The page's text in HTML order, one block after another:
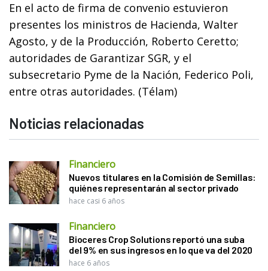
En el acto de firma de convenio estuvieron
presentes los ministros de Hacienda, Walter
Agosto, y de la Producción, Roberto Ceretto;
autoridades de Garantizar SGR, y el
subsecretario Pyme de la Nación, Federico Poli,
entre otras autoridades. (Télam)
Noticias relacionadas
Financiero
Nuevos titulares en la Comisión de Semillas:
quiénes representarán al sector privado
hace casi 6 años
Financiero
Bioceres Crop Solutions reportó una suba
del 9% en sus ingresos en lo que va del 2020
hace 6 años